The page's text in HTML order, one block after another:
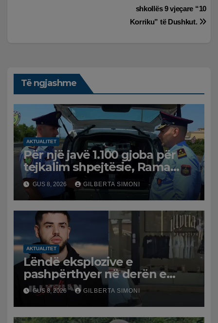
shkollës 9 vjeçare “10
Korriku” të Dushkut.
Të ngjashme
AKTUALITET
Për një javë 1.100 gjoba për
tejkalim shpejtësie, Rama
publikon videon: Kamerat e
trafikut së shpejti në
funksion
GUS 8, 2026 GILBERTA SIMONI
AKTUALITET
Lëndë eksplozive e
pashpërthyer në derën e
dyqanit të Noizyt në Durrës,
policia nis hetimet për
ngjarjen
GUS 8, 2026 GILBERTA SIMONI